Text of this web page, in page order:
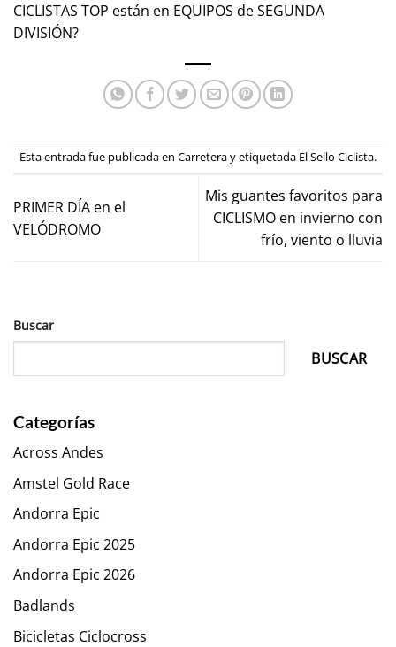
CICLISTAS TOP están en EQUIPOS de SEGUNDA
DIVISIÓN?
Esta entrada fue publicada en Carreteray etiquetada El Sello Ciclista.
PRIMER DÍA en el
VELÓDROMO
Mis guantes favoritos para
CICLISMO en invierno con
frío, viento o lluvia
Buscar
BUSCAR
Categorías
Across Andes
Amstel Gold Race
Andorra Epic
Andorra Epic 2025
Andorra Epic 2026
Badlands
Bicicletas Ciclocross